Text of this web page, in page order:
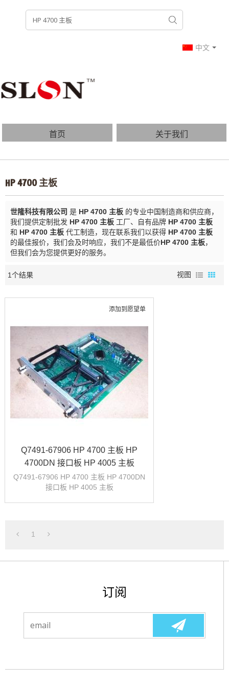
中文
首页 关于我们
产品列表 博客
常见问题
HP 4700 主板
世隆科技有限公司 是 HP 4700 主板 的专业中国制造商和供应商，
我们提供定制批发 HP 4700 主板 工厂、自有品牌 HP 4700 主板
和 HP 4700 主板 代工制造，现在联系我们以获得 HP 4700 主板
的最佳报价，我们会及时响应，我们不是最低价HP 4700 主板，
但我们会为您提供更好的服务。
1个结果 视图
添加到愿望单
Q7491-67906 HP 4700 主板 HP
4700DN 接口板 HP 4005 主板
Q7491-67906 HP 4700 主板 HP 4700DN
接口板 HP 4005 主板
1
订阅